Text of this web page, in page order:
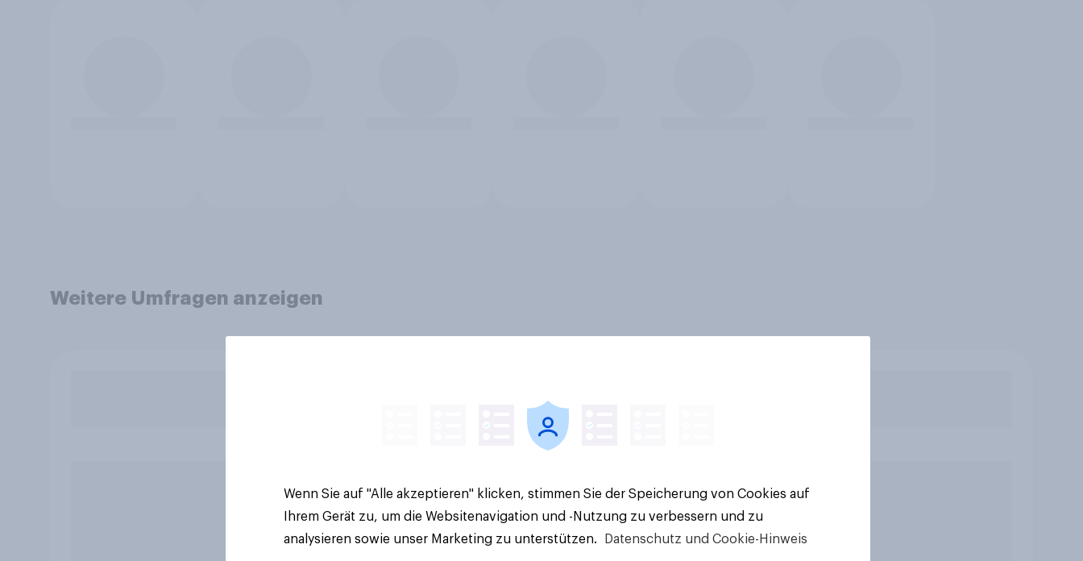
Weitere Umfragen anzeigen
Wenn Sie auf "Alle akzeptieren" klicken, stimmen Sie der Speicherung von Cookies auf
Ihrem Gerät zu, um die Websitenavigation und -Nutzung zu verbessern und zu
analysieren sowie unser Marketing zu unterstützen.
Datenschutz und Cookie-Hinweis